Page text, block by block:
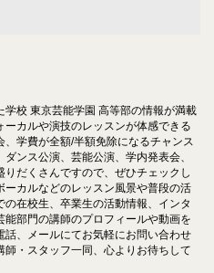
校 東京芸能学園 高等部の情報が満載
カルや演技のレッスンが体感できる
学費が全額/半額免除になるチャンス
ンス公演、芸能公演、学内発表会、
だくさんですので、ぜひチェックし
カルなどのレッスン風景や普段の活
在校生、卒業生の活動情報、インタ
部門の講師のプロフィールや動画を
、メールにてお気軽にお問い合わせ
師・スタッフ一同、心よりお待ちして